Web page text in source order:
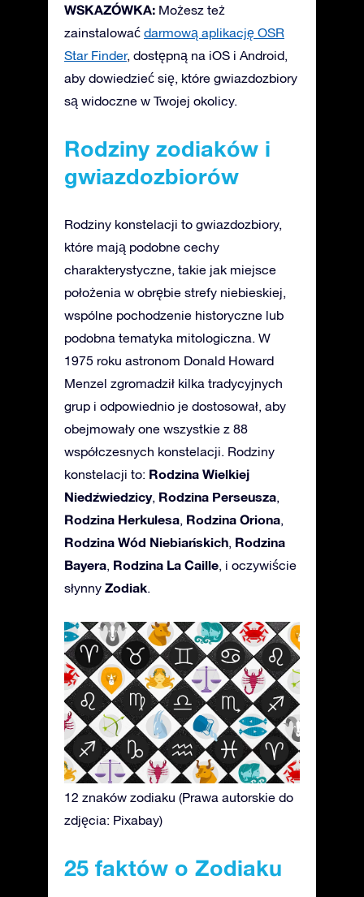
WSKAZÓWKA: Możesz też
zainstalować darmową aplikację OSR
Star Finder, dostępną na iOS i Android,
aby dowiedzieć się, które gwiazdozbiory
są widoczne w Twojej okolicy.
Rodziny zodiaków i
gwiazdozbiorów
Rodziny konstelacji to gwiazdozbiory,
które mają podobne cechy
charakterystyczne, takie jak miejsce
położenia w obrębie strefy niebieskiej,
wspólne pochodzenie historyczne lub
podobna tematyka mitologiczna. W
1975 roku astronom Donald Howard
Menzel zgromadził kilka tradycyjnych
grup i odpowiednio je dostosował, aby
obejmowały one wszystkie z 88
współczesnych konstelacji. Rodziny
konstelacji to: Rodzina Wielkiej
Niedźwiedzicy, Rodzina Perseusza
Rodzina Herkulesa Rodzina Oriona
Rodzina Wód Niebiańskich Rodzina
Bayera Rodzina La Caille , i oczywiście
słynny Zodiak
12 znaków zodiaku (Prawa autorskie do
zdjęcia: Pixabay)
25 faktów o Zodiaku